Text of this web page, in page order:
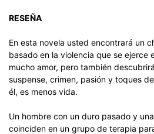
RESEÑA
En esta novela usted encontrará un
basado en la violencia que se ejerce
mucho amor, pero también
suspense, crimen, pasión y toques
él, es menos vida.
Un hombre con un duro pasado y
coinciden en un grupo de terapia